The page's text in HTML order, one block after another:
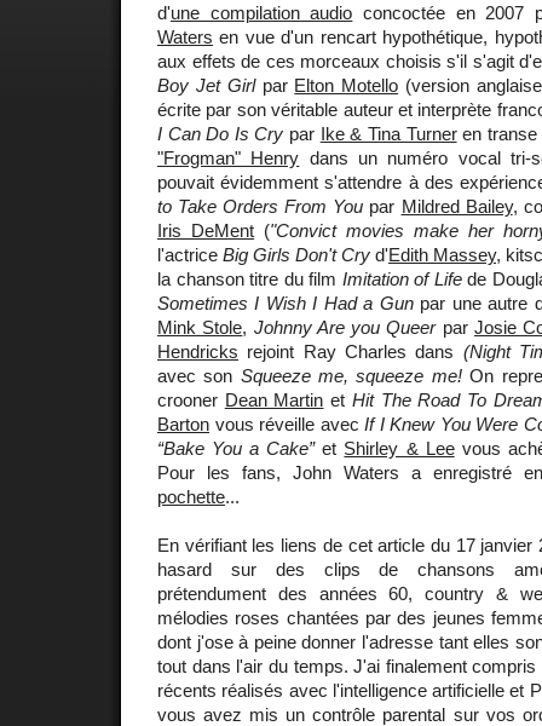
d'une compilation audio concoctée en 2007
Waters en vue d'un rencart hypothétique,
aux effets de ces morceaux choisis s'il s'agit
Boy Jet Girlpar Elton Motello (version
écrite par son véritable auteur et interprète
I Can Do Is Cry par Ike & Tina Turneren transe
"Frogman" Henry dans un numéro vocal tri-
pouvait évidemment s'attendre à des
to Take Orders From You par Mildred Bailey,
Iris DeMent ("Convict movies make her
l'actrice Big Girls Don't Cry d'Edith Massey,
la chanson titre du film Imitation of Lifede
Sometimes I Wish I Had a Gunpar une autre
Mink Stole, Johnny Are you Queerpar Josie
Hendricks rejoint Ray Charles dans (Night
avec son Squeeze me, squeeze me!On
crooner Dean Martin et Hit The Road To
Barton vous réveille avecIf I Knew You Were
“Bake You a Cake”et Shirley & Leevous
Pour les fans, John Waters a enregistré
pochette...
En vérifiant les liens de cet article du 17 janvier
hasard sur des clips de chansons
prétendument des années 60, country &
mélodies roses chantées par des jeunes
dont j'ose à peine donner l'adresse tant elles
tout dans l'air du temps. J'ai finalement
récents réalisés avec l'intelligence artificielle et
vous avez mis un contrôle parental sur vos